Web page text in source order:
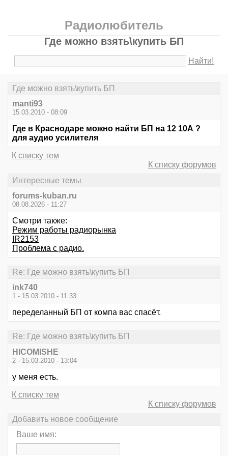
Радиолюбитель
Где можно взять\купить БП
Найти!
Где можно взять\купить БП
manti93
15.03.2010 - 08:09
Где в Краснодаре можно найти БП на 12 10А ?
для аудио усилителя
К списку тем
К списку форумов
Интересные темы
forums-kuban.ru
08.08.2026 - 11:27
Смотри также:
Режим работы радиорынка
IR2153
Проблема с радио.
Re: Где можно взять\купить БП
ink740
1 - 15.03.2010 - 11:33
переделанный БП от компа вас спасёт.
Re: Где можно взять\купить БП
HICOMISHE
2 - 15.03.2010 - 13:04
у меня есть.
К списку тем
К списку форумов
Добавить новое сообщение
Ваше имя: